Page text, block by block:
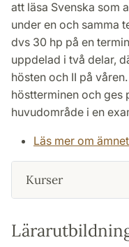
att läsa Svenska som
under en och samma
dvs 30 hp på en
uppdelad i två delar,
hösten och II på
höstterminen och ges
huvudområde i en
Läs mer om
Kurser